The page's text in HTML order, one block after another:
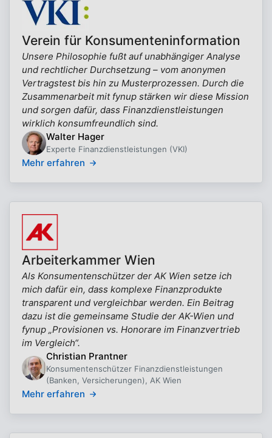
Verein für Konsumenteninformation
Unsere Philosophie fußt auf unabhängiger Analyse
und rechtlicher Durchsetzung – vom anonymen
Vertragstest bis hin zu Musterprozessen. Durch die
Zusammenarbeit mit fynup stärken wir diese Mission
und sorgen dafür, dass Finanzdienstleistungen
wirklich konsumfreundlich sind.
Walter Hager
Experte Finanzdienstleistungen (VKI)
Mehr erfahren
Arbeiterkammer Wien
Als Konsumentenschützer der AK Wien setze ich
mich dafür ein, dass komplexe Finanzprodukte
transparent und vergleichbar werden. Ein Beitrag
dazu ist die gemeinsame Studie der AK-Wien und
fynup „Provisionen vs. Honorare im Finanzvertrieb
im Vergleich“.
Christian Prantner
Konsumentenschützer Finanzdienstleistungen
(Banken, Versicherungen), AK Wien
Mehr erfahren